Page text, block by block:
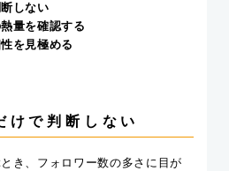
しない
量を確認する
を見極める
けで判断しない
き、フォロワー数の多さに目が